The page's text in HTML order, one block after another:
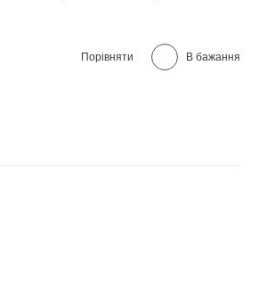
Порівняти В бажання